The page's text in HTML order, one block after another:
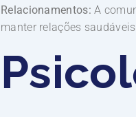
Relacionamentos: A
manter relações